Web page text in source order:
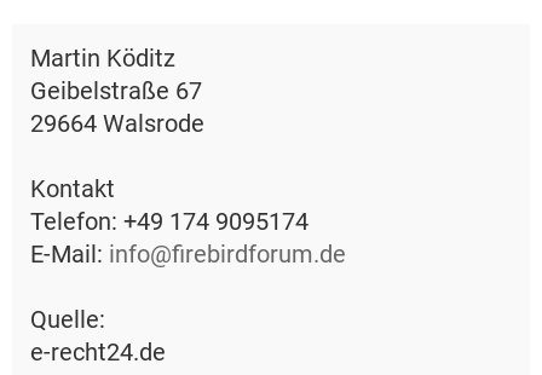
Martin Köditz
Geibelstraße 67
29664 Walsrode
Kontakt
Telefon: +49 174 9095174
E-Mail: info@firebirdforum.de
Quelle:
e-recht24.de